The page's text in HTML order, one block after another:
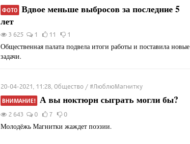
ФОТО Вдвое меньше выбросов за последние 5
лет
3 625 1 11 1
Общественная палата подвела итоги работы и поставила новые
задачи.
20-04-2021, 11:28, Общество / #ЛюблюМагнитку
ВНИМАНИЕ! А вы ноктюрн сыграть могли бы?
2 643 0 7 0
Молодёжь Магнитки жаждет поэзии.